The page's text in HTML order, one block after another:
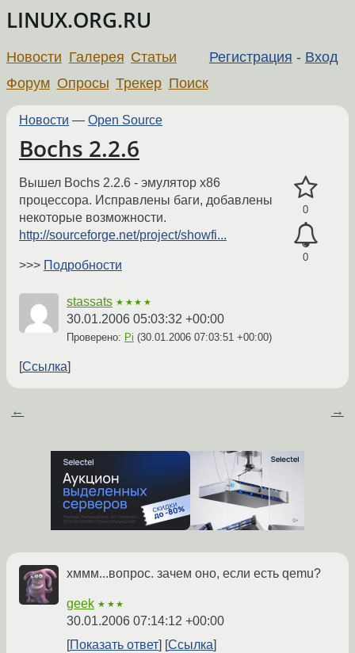
LINUX.ORG.RU
Регистрация - Вход
Новости Галерея Статьи
Форум Опросы Трекер Поиск
Новости — Open Source
Bochs 2.2.6
0
0
Вышел Bochs 2.2.6 - эмулятор x86
процессора. Исправлены баги, добавлены
некоторые возможности.
http://sourceforge.net/project/showfi...
>>> Подробности
stassats ★★★★
30.01.2006 05:03:32 +00:00
Проверено: Pi (30.01.2006 07:03:51 +00:00)
Ссылка
← →
хммм...вопрос. зачем оно, если есть qemu?
geek ★★★
30.01.2006 07:14:12 +00:00
Показать ответ
Ссылка